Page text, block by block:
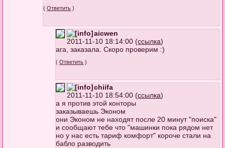
(Ответить )
aicwen
2011-11-10 18:14:00 (ссылка)
ага, заказала. Скоро проверим :)
(Ответить )
chiifa
2011-11-10 18:54:00 (ссылка)
а я против этой конторы
заказываешь Эконом
они Эконом не находят после 20 минут "поиска"
и сообщают тебе что "машинки пока рядом нет
но у нас есть тариф комфорт" короче стали на
бабло разводить